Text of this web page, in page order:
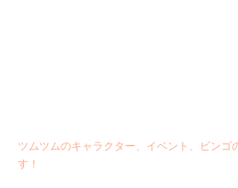
ツムツムのキャラクター、イベント、ビンゴ
す！